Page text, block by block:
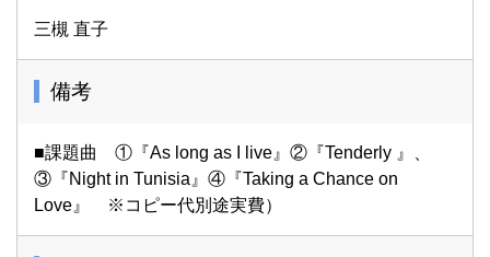
三槻 直子
備考
■課題曲 ①『As long as I live』②『Tenderly 』、
③『Night in Tunisia』④『Taking a Chance on
Love』 ※コピー代別途実費）